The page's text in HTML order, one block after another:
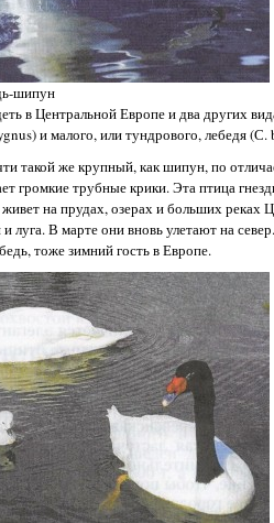
шипун
в Центральной Европе и два других
и малого, или тундрового, лебедя
такой же крупный, как шипун, по
громкие трубные крики. Эта птица
на прудах, озерах и больших реках
луга. В марте они вновь улетают на
тоже зимний гость в Европе.